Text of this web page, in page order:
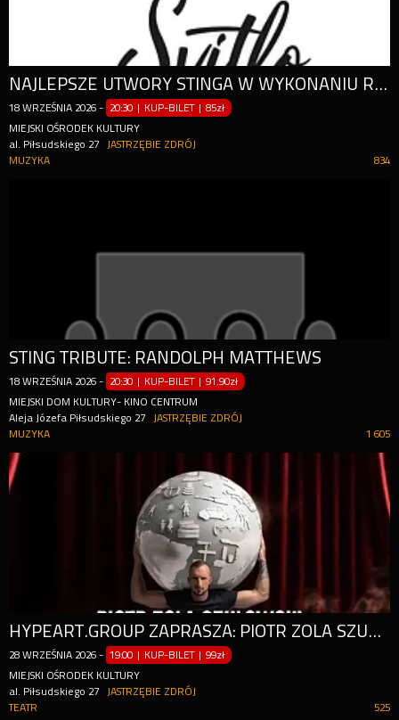
NAJLEPSZE UTWORY STINGA W WYKONANIU RANDOLPHA MATTHEWSA Z LONDYNU
18 WRZEŚNIA 2026 - 20:30 | KUP-BILET |85zł
MIEJSKI OŚRODEK KULTURY
al. Piłsudskiego 27
JASTRZĘBIE ZDRÓJ
834
MUZYKA
STING TRIBUTE: RANDOLPH MATTHEWS
18 WRZEŚNIA 2026 - 20:30 | KUP-BILET |91.90zł
MIEJSKI DOM KULTURY- KINO CENTRUM
Aleja Józefa Piłsudskiego 27
JASTRZĘBIE ZDRÓJ
1 605
MUZYKA
HYPEART.GROUP ZAPRASZA: PIOTR ZOLA SZULOWSKI W PROGRAMIE ATLAS [STAND-UP]
28 WRZEŚNIA 2026 - 19:00 | KUP-BILET |99zł
MIEJSKI OŚRODEK KULTURY
al. Piłsudskiego 27
JASTRZĘBIE ZDRÓJ
525
TEATR